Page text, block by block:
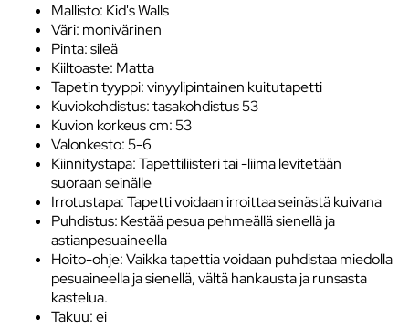
Mallisto: Kid's Walls
Väri: monivärinen
Pinta: sileä
Kiiltoaste: Matta
Tapetin tyyppi: vinyylipintainen kuitutapetti
Kuviokohdistus: tasakohdistus 53
Kuvion korkeus cm: 53
Valonkesto: 5-6
Kiinnitystapa: Tapettiliisteri tai -liima levitetään
suoraan seinälle
Irrotustapa: Tapetti voidaan irroittaa seinästä kuivana
Puhdistus: Kestää pesua pehmeällä sienellä ja
astianpesuaineella
Hoito-ohje: Vaikka tapettia voidaan puhdistaa miedolla
pesuaineella ja sienellä, vältä hankausta ja runsasta
kastelua.
Takuu: ei